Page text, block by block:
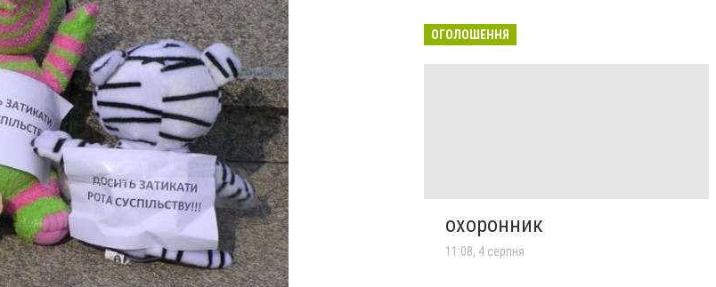
ОГОЛОШЕННЯ
охоронник
11:08, 4 серпня